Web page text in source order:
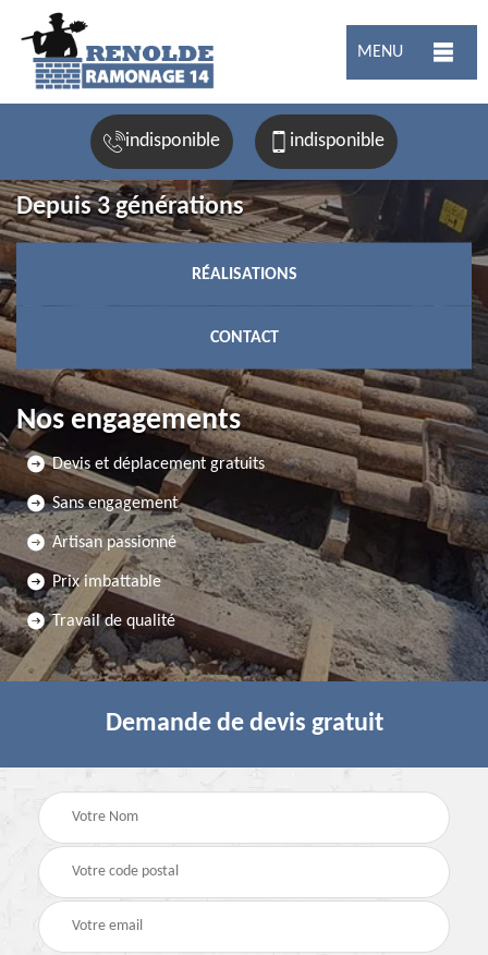
MENU
indisponible indisponible
Depuis 3 générations
RÉALISATIONS
CONTACT
Nos engagements
Devis et déplacement gratuits
Sans engagement
Artisan passionné
Prix imbattable
Travail de qualité
Demande de devis gratuit